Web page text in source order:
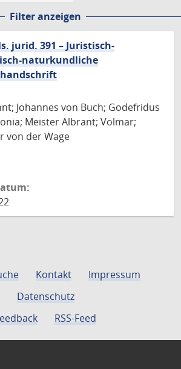
Filter anzeigen
jurid. 391 – Juristisch-
naturkundliche
Johannes von Buch; Godefridus
Meister Albrant; Volmar;
von der Wage
Kontakt
Impressum
Datenschutz
RSS-Feed